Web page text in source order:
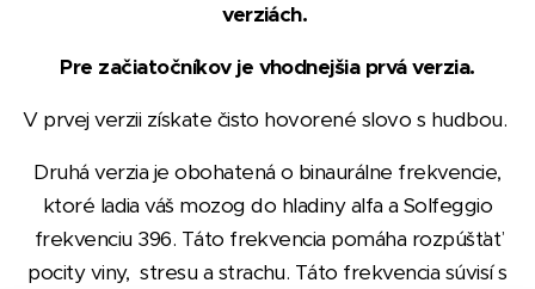
verziách.
Pre začiatočníkov je vhodnejšia prvá verzia.
V prvej verzii získate čisto hovorené slovo s hudbou.
Druhá verzia je obohatená o binaurálne frekvencie,
ktoré ladia váš mozog do hladiny alfa a Solfeggio
frekvenciu 396. Táto frekvencia pomáha rozpúšťať
pocity viny, stresu a strachu. Táto frekvencia súvisí s